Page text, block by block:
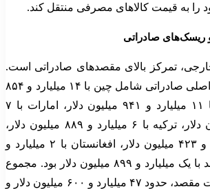
را به قیمت کالاهای مصرفی منتقل کند.
ریسک‌های صادراتی
تمرکز بالای مقصدهای صادراتی است.
در ۱۴۰۳، مقصدهای اصلی صادراتی شامل چین با ۱۴ میلیارد و ۸۵۴
میلیون دلار، عراق با ۱۱ میلیارد و ۹۴۱ میلیون دلار، امارات با ۷
میلیارد و ۲۰۱ میلیون دلار، ترکیه با ۶ میلیارد و ۸۸۹ میلیون دلار،
پاکستان با ۲ میلیارد و ۴۲۳ میلیون دلار، افغانستان با ۲ میلیارد و
۴۱۴ میلیون دلار و هند با یک میلیارد و ۸۹۹ میلیون دلار بود. مجموع
صادرات به همین هفت مقصد، حدود ۴۷ میلیارد و ۶۰۰ میلیون دلار و